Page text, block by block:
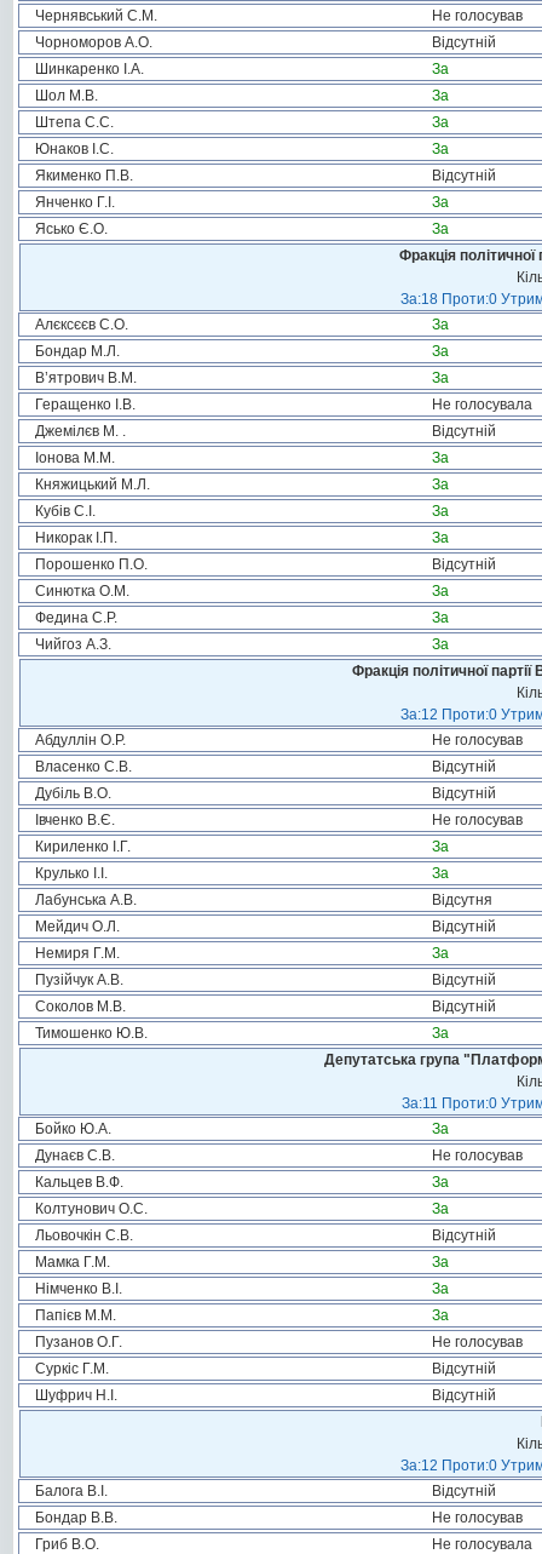
Чернявський С.М.
Не голосував
Чорноморов А.О.
Відсутній
Шинкаренко І.А.
За
Шол М.В.
За
Штепа С.С.
За
Юнаков І.С.
За
Якименко П.В.
Відсутній
Янченко Г.І.
За
Ясько Є.О.
За
Фракція
За:18 Проти:0
Алєксєєв С.О.
За
Бондар М.Л.
За
В’ятрович В.М.
За
Геращенко І.В.
Не голосувала
Джемілєв М. .
Відсутній
Іонова М.М.
За
Княжицький М.Л.
За
Кубів С.І.
За
Никорак І.П.
За
Порошенко П.О.
Відсутній
Синютка О.М.
За
Федина С.Р.
За
Чийгоз А.З.
За
Фракція політичної
За:12 Проти:0
Абдуллін О.Р.
Не голосував
Власенко С.В.
Відсутній
Дубіль В.О.
Відсутній
Івченко В.Є.
Не голосував
Кириленко І.Г.
За
Крулько І.І.
За
Лабунська А.В.
Відсутня
Мейдич О.Л.
Відсутній
Немиря Г.М.
За
Пузійчук А.В.
Відсутній
Соколов М.В.
Відсутній
Тимошенко Ю.В.
За
Депутатська група
За:11 Проти:0
Бойко Ю.А.
За
Дунаєв С.В.
Не голосував
Кальцев В.Ф.
За
Колтунович О.С.
За
Льовочкін С.В.
Відсутній
Мамка Г.М.
За
Німченко В.І.
За
Папієв М.М.
За
Пузанов О.Г.
Не голосував
Суркіс Г.М.
Відсутній
Шуфрич Н.І.
Відсутній
За:12 Проти:0
Балога В.І.
Відсутній
Бондар В.В.
Не голосував
Гриб В.О.
Не голосувала